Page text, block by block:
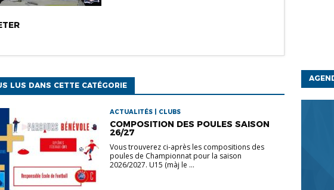
LUS DANS CETTE CATÉGORIE
ACTUALITÉS | CLUBS
COMPOSITION DES POULES SAISON
26/27
Vous trouverez ci-après les compositions des
poules de Championnat pour la saison
2026/2027. U15 (màj le ...